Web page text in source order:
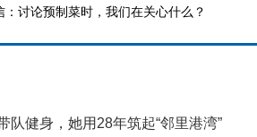
：讨论预制菜时，我们在关心什么？
队健身，她用28年筑起“邻里港湾”